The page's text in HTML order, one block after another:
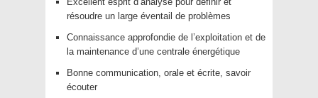
résoudre un large éventail de problèmes
Connaissance approfondie de l’exploitation et de
la maintenance d’une centrale énergétique
Bonne communication, orale et écrite, savoir
écouter